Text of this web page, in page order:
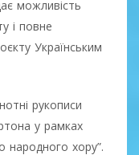
можливість
і повне
Українським
рукописи
у рамках
народного хору”.